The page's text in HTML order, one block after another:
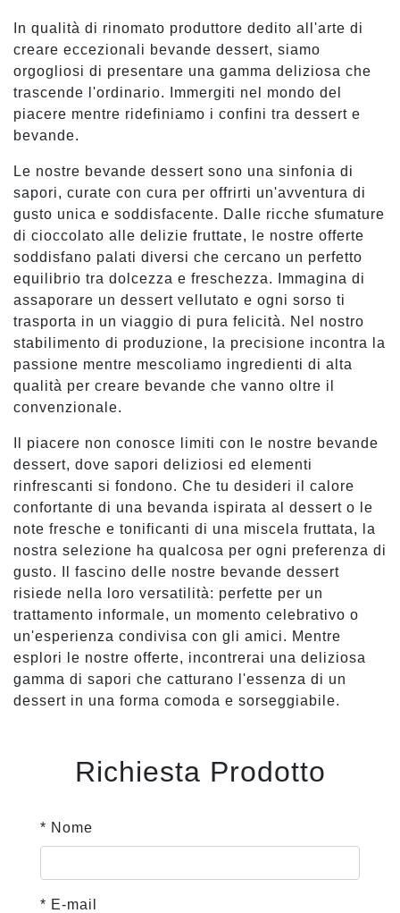
In qualità di rinomato produttore dedito all'arte di
creare eccezionali bevande dessert, siamo
orgogliosi di presentare una gamma deliziosa che
trascende l'ordinario. Immergiti nel mondo del
piacere mentre ridefiniamo i confini tra dessert e
bevande.
Le nostre bevande dessert sono una sinfonia di
sapori, curate con cura per offrirti un'avventura di
gusto unica e soddisfacente. Dalle ricche sfumature
di cioccolato alle delizie fruttate, le nostre offerte
soddisfano palati diversi che cercano un perfetto
equilibrio tra dolcezza e freschezza. Immagina di
assaporare un dessert vellutato e ogni sorso ti
trasporta in un viaggio di pura felicità. Nel nostro
stabilimento di produzione, la precisione incontra la
passione mentre mescoliamo ingredienti di alta
qualità per creare bevande che vanno oltre il
convenzionale.
Il piacere non conosce limiti con le nostre bevande
dessert, dove sapori deliziosi ed elementi
rinfrescanti si fondono. Che tu desideri il calore
confortante di una bevanda ispirata al dessert o le
note fresche e tonificanti di una miscela fruttata, la
nostra selezione ha qualcosa per ogni preferenza di
gusto. Il fascino delle nostre bevande dessert
risiede nella loro versatilità: perfette per un
trattamento informale, un momento celebrativo o
un'esperienza condivisa con gli amici. Mentre
esplori le nostre offerte, incontrerai una deliziosa
gamma di sapori che catturano l'essenza di un
dessert in una forma comoda e sorseggiabile.
Richiesta Prodotto
* Nome
* E-mail